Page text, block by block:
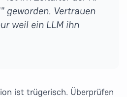
geworden. Vertrauen
weil ein LLM ihn
ist trügerisch. Überprüfen